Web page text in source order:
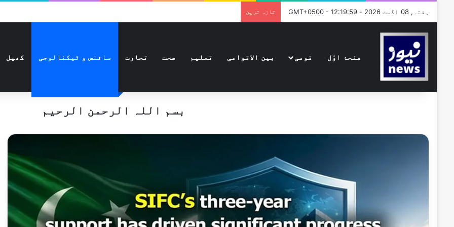
ہفتہ, 08 اگست 2026 - GMT+0500 - 12:19:59 تازہ ترین
صفحۂ اوّل قومی بین الاقوامی تعلیم صحت تجارت سائنس و ٹیکنالوجی کھیل
بسم اللہ الرحمن الرحیم